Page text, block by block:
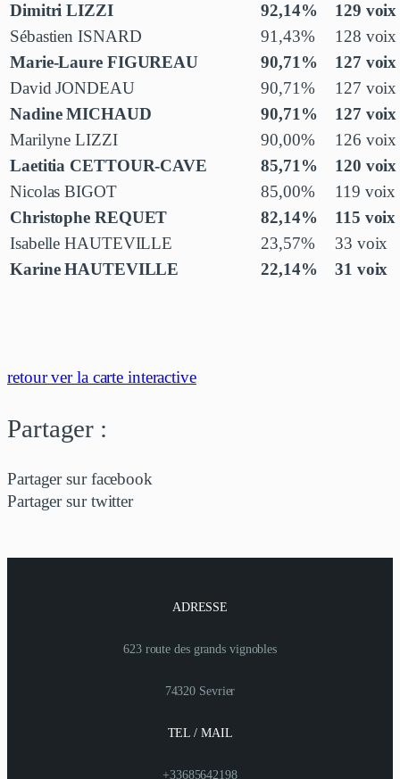
Dimitri LIZZI
92,14%
129 voix
Sébastien ISNARD
91,43%
128 voix
Marie-Laure FIGUREAU
90,71%
127 voix
David JONDEAU
90,71%
127 voix
Nadine MICHAUD
90,71%
127 voix
Marilyne LIZZI
90,00%
126 voix
Laetitia CETTOUR-CAVE
85,71%
120 voix
Nicolas BIGOT
85,00%
119 voix
Christophe REQUET
82,14%
115 voix
Isabelle HAUTEVILLE
23,57%
33 voix
Karine HAUTEVILLE
22,14% 31 voix
retour ver la carte interactive
Partager :
Partager sur facebook
Partager sur twitter
ADRESSE
623 route des grands vignobles
74320 Sevrier
TEL / MAIL
+33685642198